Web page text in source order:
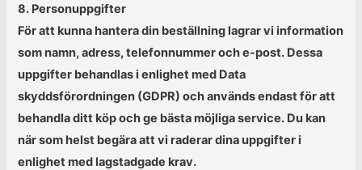
8. Personuppgifter
För att kunna hantera din beställning lagrar vi information
som namn, adress, telefonnummer och e-post. Dessa
uppgifter behandlas i enlighet med Data
skyddsförordningen (GDPR) och används endast för att
behandla ditt köp och ge bästa möjliga service. Du kan
när som helst begära att vi raderar dina uppgifter i
enlighet med lagstadgade krav.